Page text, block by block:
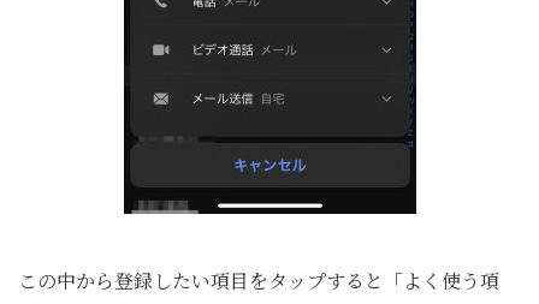
この中から登録したい項目をタップすると「よく使う項